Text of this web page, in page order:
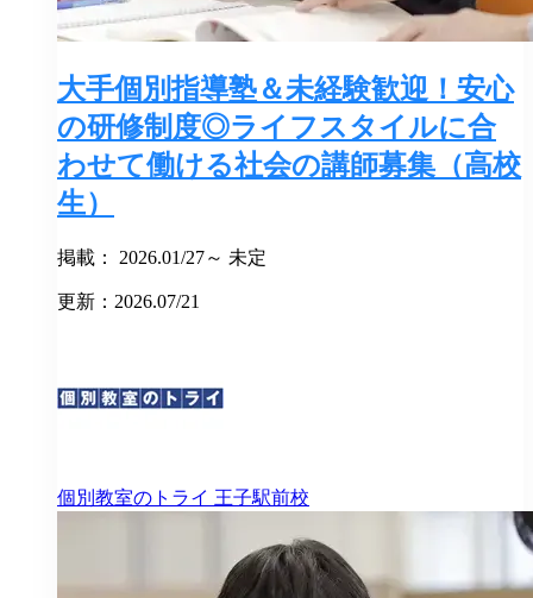
大手個別指導塾＆未経験歓迎！安心
の研修制度◎ライフスタイルに合
わせて働ける社会の講師募集（高校
生）
掲載： 2026.01/27～ 未定
更新：2026.07/21
個別教室のトライ 王子駅前校